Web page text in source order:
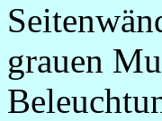
grauen